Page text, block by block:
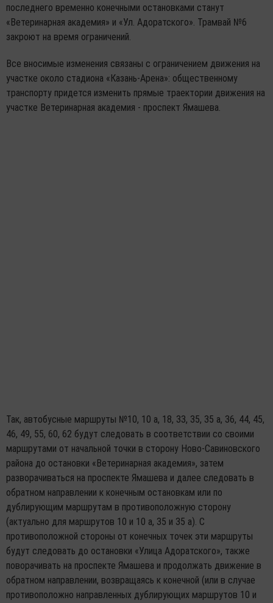
последнего временно конечными остановками станут
«Ветеринарная академия» и «Ул. Адоратского». Трамвай №6
закроют на время ограничений.
Все вносимые изменения связаны с ограничением движения на
участке около стадиона «Казань-Арена»: общественному
транспорту придется изменить прямые траектории движения на
участке Ветеринарная академия - проспект Ямашева.
Так, автобусные маршруты №10, 10 а, 18, 33, 35, 35 а, 36, 44, 45,
46, 49, 55, 60, 62 будут следовать в соответствии со своими
маршрутами от начальной точки в сторону Ново-Савиновского
района до остановки «Ветеринарная академия», затем
разворачиваться на проспекте Ямашева и далее следовать в
обратном направлении к конечным остановкам или по
дублирующим маршрутам в противоположную сторону
(актуально для маршрутов 10 и 10 а, 35 и 35 а). С
противоположной стороны от конечных точек эти маршруты
будут следовать до остановки «Улица Адоратского», также
поворачивать на проспекте Ямашева и продолжать движение в
обратном направлении, возвращаясь к конечной (или в случае
противоположно направленных дублирующих маршрутов 10 и